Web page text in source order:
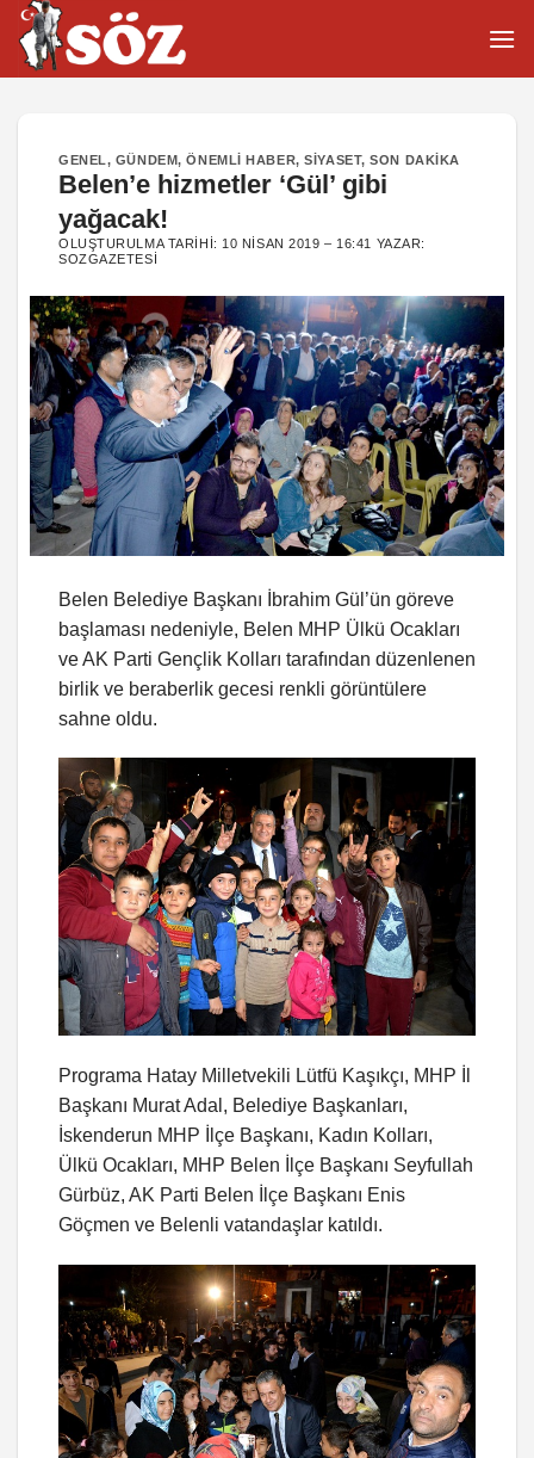
İçeriğe
atla
GENEL, GÜNDEM,ÖNEMLI HABER,SIYASET,SON DAKIKA
Belen’e hizmetler ‘Gül’ gibi
yağacak!
OLUŞTURULMA TARIHI: 10 NISAN 2019 – 16:41 YAZAR:
SOZGAZETESI
Belen Belediye Başkanı İbrahim Gül’ün göreve
başlaması nedeniyle, Belen MHP Ülkü Ocakları
ve AK Parti Gençlik Kolları tarafından düzenlenen
birlik ve beraberlik gecesi renkli görüntülere
sahne oldu.
Programa Hatay Milletvekili Lütfü Kaşıkçı, MHP İl
Başkanı Murat Adal, Belediye Başkanları,
İskenderun MHP İlçe Başkanı, Kadın Kolları,
Ülkü Ocakları, MHP Belen İlçe Başkanı Seyfullah
Gürbüz, AK Parti Belen İlçe Başkanı Enis
Göçmen ve Belenli vatandaşlar katıldı.